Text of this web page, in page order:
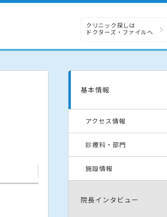
クリニック探しは
ドクターズ・ファイルへ
基本情報
アクセス情報
診療科・部門
施設情報
院長インタビュー